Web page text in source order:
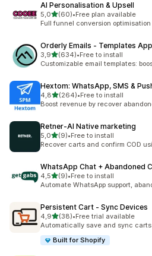
AI Personalisation & Upsell
5,0z 5 hvězd
(60)
Celkový počet recenzí: 60
•Free plan available
Full funnel conversion
Orderly Emails ‑ Templates App
3,9z 5 hvězd
(634)
Celkový počet recenzí: 634
•Free to install
Customizable email templates:
Hextom: WhatsApp, SMS &
4,8z 5 hvězd
(264)
Celkový počet recenzí: 264
•Free to install
Boost revenue by recover
Retner‑AI Native marketing
5,0z 5 hvězd
(9)
Celkový počet recenzí: 9
•Free to install
Recover carts and confirm COD
WhatsApp Chat + Abandoned
4,5z 5 hvězd
(9)
Celkový počet recenzí: 9
•Free to install
Automate WhatsApp support,
Persistent Cart ‑ Sync Devices
4,9z 5 hvězd
(38)
Celkový počet recenzí: 38
•Free trial available
Automatically save and sync
Built for Shopify